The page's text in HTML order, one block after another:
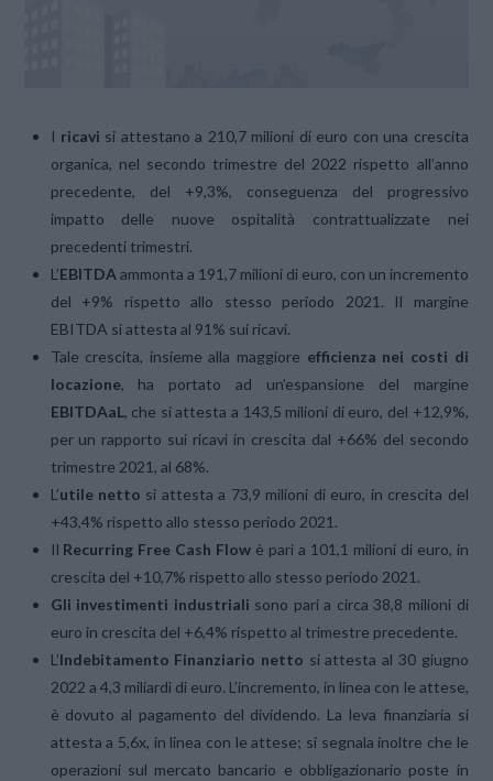
I ricavi si attestano a 210,7 milioni di euro con una crescita
organica, nel secondo trimestre del 2022 rispetto all’anno
precedente, del +9,3%, conseguenza del progressivo
impatto delle nuove ospitalità contrattualizzate nei
precedenti trimestri.
L’EBITDA ammonta a 191,7 milioni di euro, con un incremento
del +9% rispetto allo stesso periodo 2021. Il margine
EBITDA si attesta al 91% sui ricavi.
Tale crescita, insieme alla maggiore efficienza nei costi di
locazione, ha portato ad un’espansione del margine
EBITDAaL, che si attesta a 143,5 milioni di euro, del +12,9%,
per un rapporto sui ricavi in crescita dal +66% del secondo
trimestre 2021, al 68%.
L’utile netto si attesta a 73,9 milioni di euro, in crescita del
+43,4% rispetto allo stesso periodo 2021.
Il Recurring Free Cash Flow è pari a 101,1 milioni di euro, in
crescita del +10,7% rispetto allo stesso periodo 2021.
Gli investimenti industriali sono pari a circa 38,8 milioni di
euro in crescita del +6,4% rispetto al trimestre precedente.
L’Indebitamento Finanziario netto si attesta al 30 giugno
2022 a 4,3 miliardi di euro. L’incremento, in linea con le attese,
è dovuto al pagamento del dividendo. La leva finanziaria si
attesta a 5,6x, in linea con le attese; si segnala inoltre che le
operazioni sul mercato bancario e obbligazionario poste in